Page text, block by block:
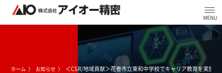
ホーム お知らせ ＜CSR/地域貢献＞花巻市立東和中学校でキャリア教育を実施